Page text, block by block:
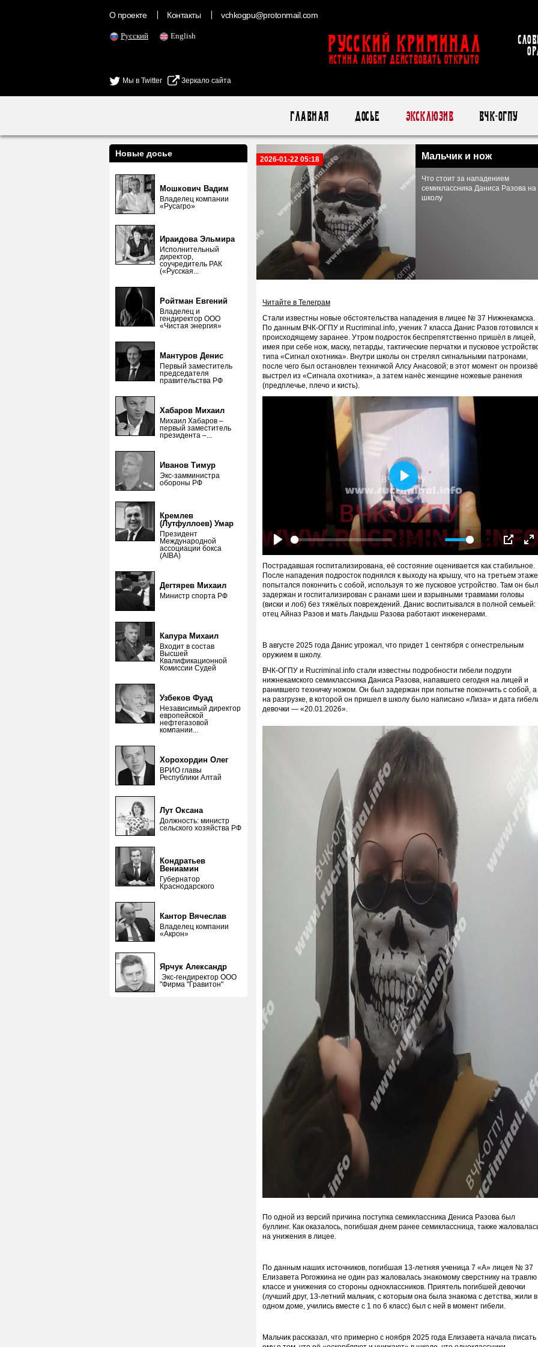
О проекте Контакты vchkogpu@protonmail.com
Русский English
Мы в Twitter Зеркало сайта
Русский Криминал
ИСТИНА ЛЮБИТ ДЕЙСТВОВАТЬ ОТКРЫТО
Главная Досье Эксклюзив ВЧК-ОГПУ
Новые досье
Мошкович Вадим
Владелец компании
«Русагро»
Ираидова Эльмира
Исполнительный
директор,
соучредитель РАК
(«Русская...
Ройтман Евгений
Владелец и
гендиректор ООО
«Чистая энергия»
Мантуров Денис
Первый заместитель
председателя
правительства РФ
Хабаров Михаил
Михаил Хабаров –
первый заместитель
президента –...
Иванов Тимур
Экс-замминистра
обороны РФ
Кремлев
(Лутфуллоев) Умар
Президент
Международной
ассоциации бокса
(AIBA)
Дегтярев Михаил
Министр спорта РФ
Капура Михаил
Входит в состав
Высшей
Квалификационной
Комиссии Судей
Узбеков Фуад
Независимый директор
европейской
нефтегазовой
компании...
Хорохордин Олег
ВРИО главы
Республики Алтай
Лут Оксана
Должность: министр
сельского хозяйства РФ
Кондратьев
Вениамин
Губернатор
Краснодарского
Кантор Вячеслав
Владелец компании
«Акрон»
Ярчук Александр
Экс-гендиректор ООО
"Фирма "Гравитон"
2026-01-22 05:18 Мальчик и нож
Что стоит за нападением
семиклассника Даниса Разова на
школу
Читайте в Телеграм
Стали известны новые обстоятельства нападения в лицее № 37 Нижнекамска.
По данным ВЧК-ОГПУ и Rucriminal.info, ученик 7 класса Данис Разов готовился к
происходящему заранее. Утром подросток беспрепятственно пришёл в лицей,
имея при себе нож, маску, петарды, тактические перчатки и пусковое
типа «Сигнал охотника». Внутри школы он стрелял сигнальными патронами,
после чего был остановлен техничкой Алсу Анасовой; в этот момент он
выстрел из «Сигнала охотника», а затем нанёс женщине ножевые ранения
(предплечье, плечо и кисть).
-00:09
Play
Пострадавшая госпитализирована, её состояние оценивается как стабильное.
После нападения подросток поднялся к выходу на крышу, что на третьем
попытался покончить с собой, используя то же пусковое устройство. Там он был
задержан и госпитализирован с ранами шеи и взрывными травмами головы
(виски и лоб) без тяжёлых повреждений. Данис воспитывался в полной семьей:
отец Айназ Разов и мать Ландыш Разова работают инженерами.
В августе 2025 года Данис угрожал, что придет 1 сентября с огнестрельным
оружием в школу.
ВЧК-ОГПУ и Rucriminal.info стали известны подробности гибели подруги
нижнекамского семиклассника Даниса Разова, напавшего сегодня на лицей и
ранившего техничку ножом. Он был задержан при попытке покончить с собой, а
на разгрузке, в которой он пришел в школу было написано «Лиза» и дата
девочки — «20.01.2026».
По одной из версий причина поступка семиклассника Дениса Разова был
буллинг. Как оказалось, погибшая днем ранее семиклассница, также
на унижения в лицее.
По данным наших источников, погибшая 13-летняя ученица 7 «А» лицея № 37
Елизавета Рогожкина не один раз жаловалась знакомому сверстнику на травлю
классе и унижения со стороны одноклассников. Приятель погибшей девочки
(лучший друг, 13-летний мальчик, с которым она была знакома с детства, жили в
одном доме, учились вместе с 1 по 6 класс) был с ней в момент гибели.
Мальчик рассказал, что примерно с ноября 2025 года Елизавета начала писать